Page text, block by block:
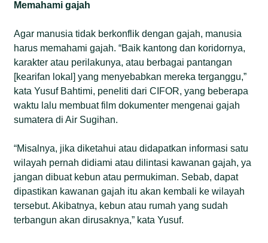
Memahami gajah
Agar manusia tidak berkonflik dengan gajah, manusia
harus memahami gajah. “Baik kantong dan koridornya,
karakter atau perilakunya, atau berbagai pantangan
[kearifan lokal] yang menyebabkan mereka terganggu,”
kata Yusuf Bahtimi, peneliti dari CIFOR, yang beberapa
waktu lalu membuat film dokumenter mengenai gajah
sumatera di Air Sugihan.
“Misalnya, jika diketahui atau didapatkan informasi satu
wilayah pernah didiami atau dilintasi kawanan gajah, ya
jangan dibuat kebun atau permukiman. Sebab, dapat
dipastikan kawanan gajah itu akan kembali ke wilayah
tersebut. Akibatnya, kebun atau rumah yang sudah
terbangun akan dirusaknya,” kata Yusuf.